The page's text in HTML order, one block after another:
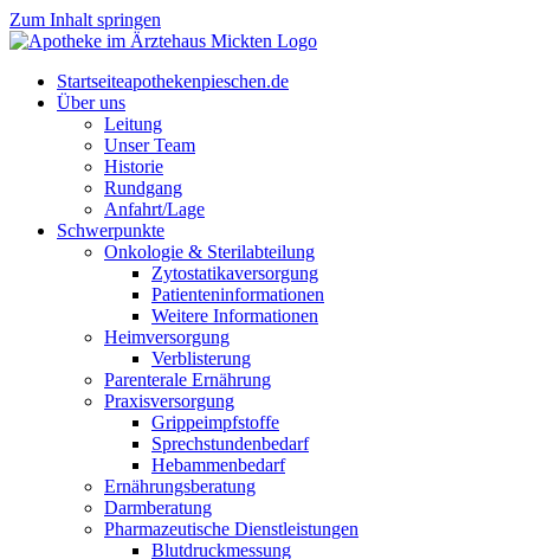
Zum Inhalt springen
Start­sei­teapothekenpieschen.de
Über uns
Lei­tung
Unser Team
His­to­rie
Rund­gang
Anfahrt/Lage
Schwer­punk­te
Onkologie & Sterilabteilung
Zyto­sta­ti­ka­ver­sor­gung
Pati­en­ten­in­for­ma­tio­nen
Wei­te­re Informationen
Heim­ver­sor­gung
Ver­blis­te­rung
Par­en­te­r­ale Ernährung
Pra­xis­ver­sor­gung
Grip­pe­impf­stof­fe
Sprech­stun­den­be­darf
Heb­am­men­be­darf
Ernäh­rungs­be­ra­tung
Darm­be­ra­tung
Phar­ma­zeu­ti­sche Dienstleistungen
Blut­druck­mes­sung